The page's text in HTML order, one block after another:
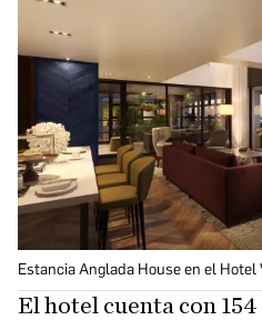
Estancia Anglada House en el Hotel
El hotel cuenta con